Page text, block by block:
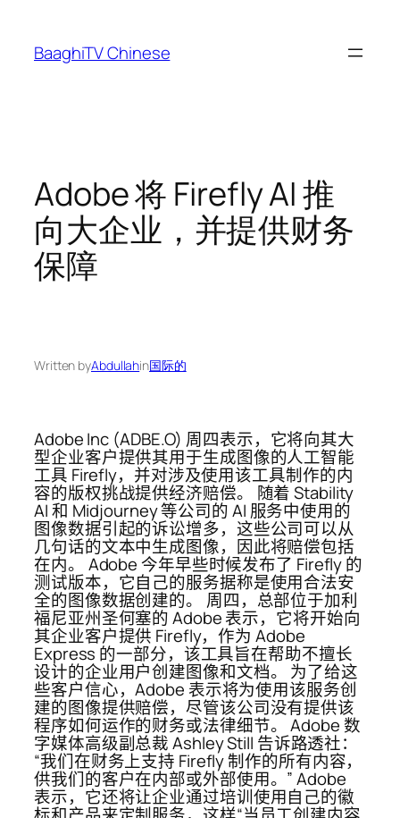
content
BaaghiTV Chinese
Adobe 将 Firefly AI 推
向大企业，并提供财务
保障
Written byAbdullahin国际的
Adobe Inc (ADBE.O) 周四表示，它将向其大
型企业客户提供其用于生成图像的人工智能
工具 Firefly，并对涉及使用该工具制作的内
容的版权挑战提供经济赔偿。 随着 Stability
AI 和 Midjourney 等公司的 AI 服务中使用的
图像数据引起的诉讼增多，这些公司可以从
几句话的文本中生成图像，因此将赔偿包括
在内。 Adobe 今年早些时候发布了 Firefly 的
测试版本，它自己的服务据称是使用合法安
全的图像数据创建的。 周四，总部位于加利
福尼亚州圣何塞的 Adob​​e 表示，它将开始向
其企业客户提供 Firefly，作为 Adob​​e
Express 的一部分，该工具旨在帮助不擅长
设计的企业用户创建图像和文档。 为了给这
些客户信心，Adobe 表示将为使用该服务创
建的图像提供赔偿，尽管该公司没有提供该
程序如何运作的财务或法律细节。 Adobe 数
字媒体高级副总裁 Ashley Still 告诉路透社：
“我们在财务上支持 Firefly 制作的所有内容，
供我们的客户在内部或外部使用。” Adobe
表示，它还将让企业通过培训使用自己的徽